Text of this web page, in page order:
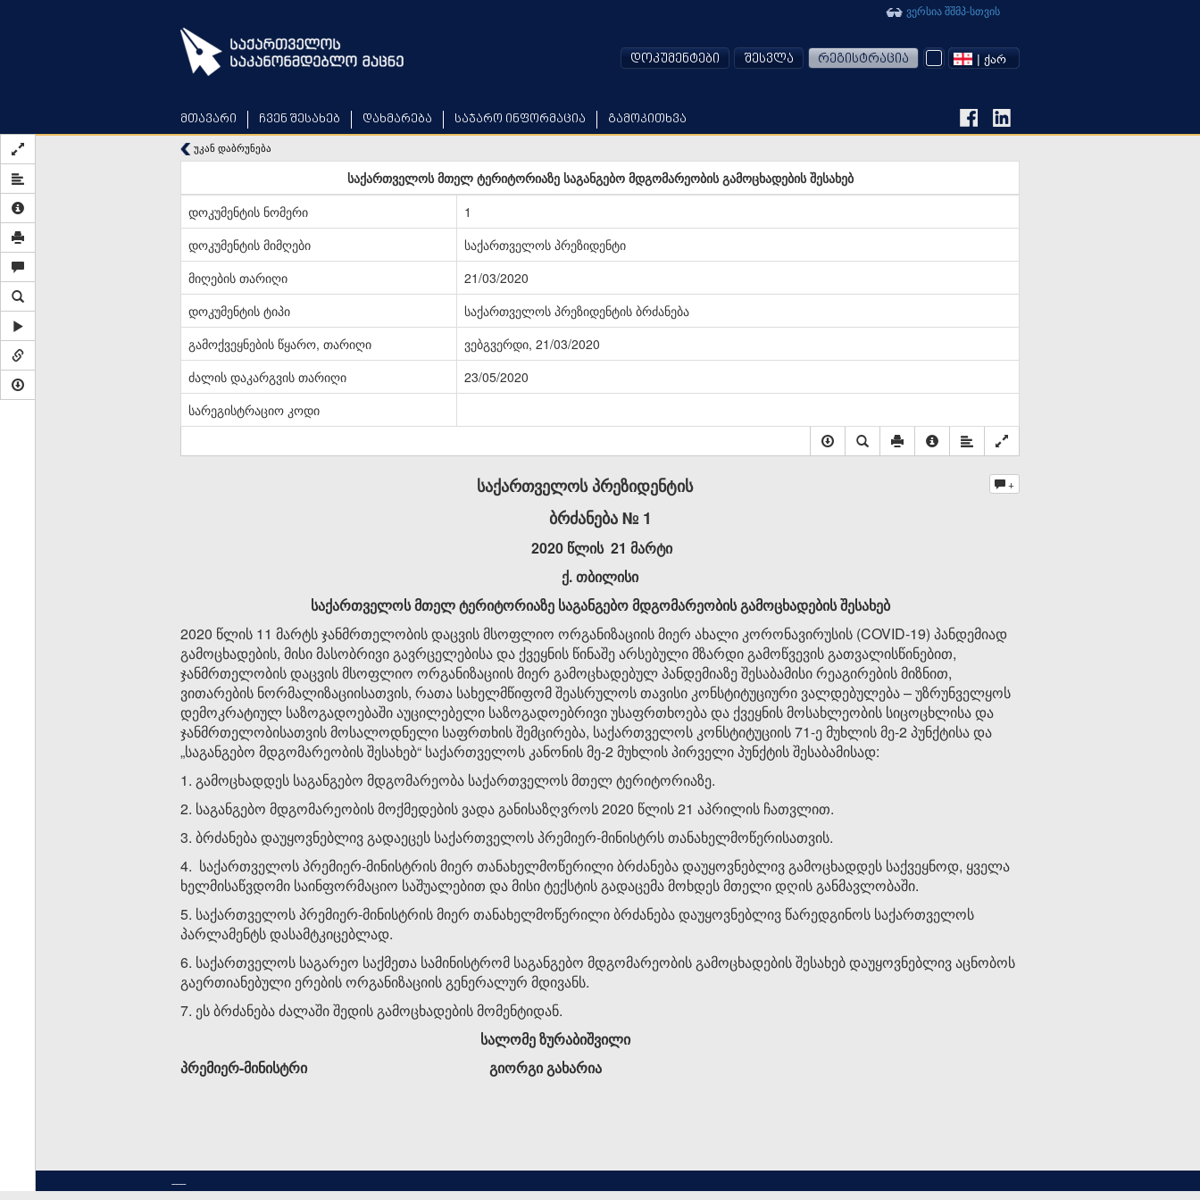
მთავარი ჩვენ შესახებ დახმარება საჯარო ინფორმაცია გამოკითხვა
ვერსია შშმპ-სთვის
დოკუმენტები შესვლა რეგისტრაცია | ᲥᲐᲠ
უკან დაბრუნება
საქართველოს მთელ ტერიტორიაზე საგანგებო მდგომარეობის გამოცხადების შესახებ
დოკუმენტის ნომერი
1
დოკუმენტის მიმღები
საქართველოს პრეზიდენტი
მიღების თარიღი
21/03/2020
დოკუმენტის ტიპი
საქართველოს პრეზიდენტის ბრძანება
გამოქვეყნების წყარო, თარიღი
ვებგვერდი, 21/03/2020
ძალის დაკარგვის თარიღი
23/05/2020
სარეგისტრაციო კოდი
+
საქართველოს პრეზიდენტის
ბრძანება № 1
2020 წლის 21 მარტი
ქ. თბილისი
საქართველოსმთელ ტერიტორიაზე საგანგებო მდგომარეობის გამოცხადების შესახებ
2020 წლის 11 მარტს ჯანმრთელობის დაცვის მსოფლიო ორგანიზაციის მიერ ახალი კორონავირუსის (COVID-19) პანდემიად
გამოცხადების, მისი მასობრივი გავრცელებისა და ქვეყნის წინაშე არსებული მზარდი გამოწვევის გათვალისწინებით,
ჯანმრთელობის დაცვის მსოფლიო ორგანიზაციის მიერ გამოცხადებულ პანდემიაზე შესაბამისი რეაგირების მიზნით,
ვითარების ნორმალიზაციისათვის, რათა სახელმწიფომ შეასრულოს თავისი კონსტიტუციური ვალდებულება – უზრუნველყოს
დემოკრატიულ საზოგადოებაში აუცილებელი საზოგადოებრივი უსაფრთხოება და ქვეყნის მოსახლეობის სიცოცხლისა და
ჯანმრთელობისათვის მოსალოდნელი საფრთხის შემცირება, საქართველოს კონსტიტუციის 71-ე მუხლის მე-2 პუნქტისა და
„საგანგებო მდგომარეობის შესახებ“ საქართველოს კანონის მე-2 მუხლის პირველი პუნქტის შესაბამისად:
1. გამოცხადდეს საგანგებო მდგომარეობა საქართველოს მთელ ტერიტორიაზე.
2. საგანგებო მდგომარეობის მოქმედების ვადა განისაზღვროს 2020 წლის 21 აპრილის ჩათვლით.
3. ბრძანება დაუყოვნებლივ გადაეცეს საქართველოს პრემიერ-მინისტრს თანახელმოწერისათვის.
4. საქართველოს პრემიერ-მინისტრის მიერ თანახელმოწერილი ბრძანება დაუყოვნებლივ გამოცხადდეს საქვეყნოდ, ყველა
ხელმისაწვდომი საინფორმაციო საშუალებით და მისი ტექსტის გადაცემა მოხდეს მთელი დღის განმავლობაში.
5. საქართველოს პრემიერ-მინისტრის მიერ თანახელმოწერილი ბრძანება დაუყოვნებლივ წარედგინოს საქართველოს
პარლამენტს დასამტკიცებლად.
6. საქართველოს საგარეო საქმეთა სამინისტრომ საგანგებო მდგომარეობის გამოცხადების შესახებ დაუყოვნებლივ აცნობოს
გაერთიანებული ერების ორგანიზაციის გენერალურ მდივანს.
7. ეს ბრძანება ძალაში შედის გამოცხადების მომენტიდან.
სალომე ზურაბიშვილი
პრემიერ-მინისტრი გიორგი გახარია
----